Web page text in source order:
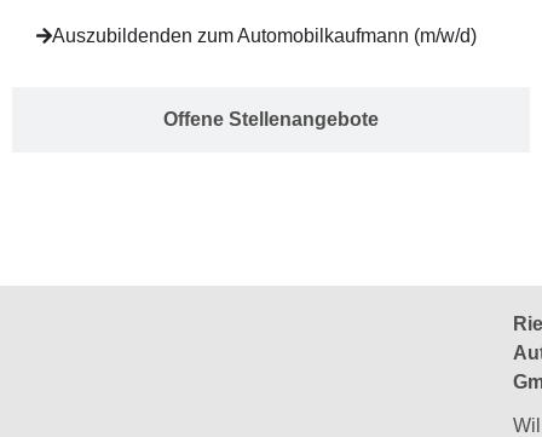
Offene Stellenangebote
Auszubildenden zum Automobilkaufmann (m/w/d)